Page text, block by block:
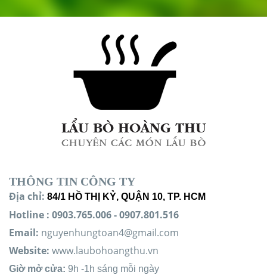
THÔNG TIN CÔNG TY
Địa chỉ: 84/1 HỒ THỊ KỶ, QUẬN 10, TP. HCM
Hotline : 0903.765.006 -0907.801.516
Email: nguyenhungtoan4@gmail.com
Website: www.laubohoangthu.vn
Giờ mở cửa: 9h -1h sáng mỗi ngày